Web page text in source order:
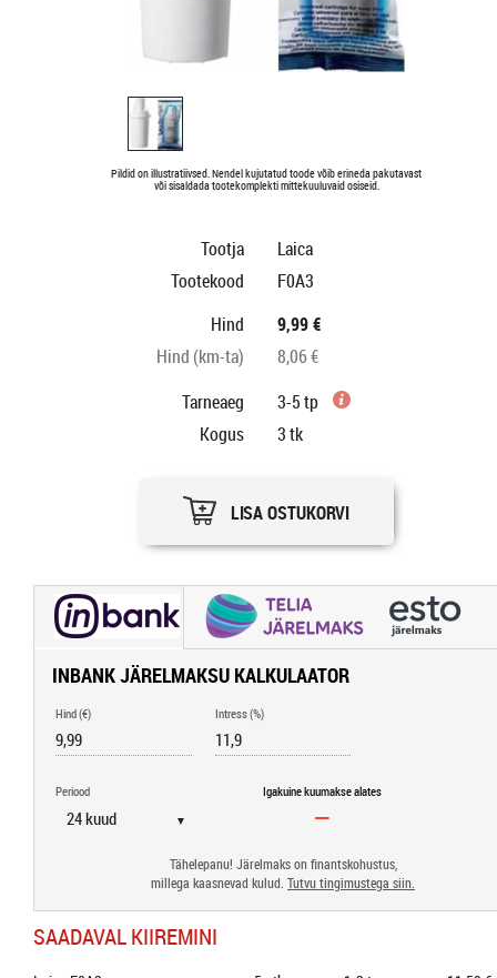
Pildid on illustratiivsed. Nendel kujutatud toode võib erineda pakutavast
või sisaldada tootekomplekti mittekuuluvaid osiseid.
Tootja
Laica
Tootekood
F0A3
Hind
9,99 €
Hind (km-ta)
8,06 €
Tarneaeg
3-5 tp
Kogus
3tk
LISA OSTUKORVI
INBANK JÄRELMAKSU KALKULAATOR
Hind (€) Intress (%)
Periood
▼
Igakuine kuumakse alates
Tähelepanu! Järelmaks on finantskohustus,
millega kaasnevad kulud. Tutvu tingimustega siin.
SAADAVAL KIIREMINI